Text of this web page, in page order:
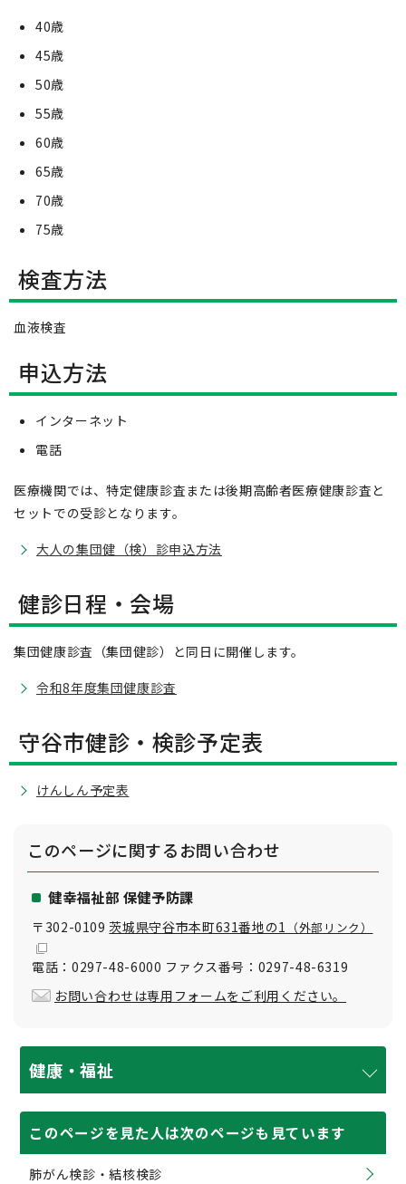
40歳
45歳
50歳
55歳
60歳
65歳
70歳
75歳
検査方法
血液検査
申込方法
インターネット
電話
医療機関では、特定健康診査または後期高齢者医療健康診査と
セットでの受診となります。
大人の集団健（検）診申込方法
健診日程・会場
集団健康診査（集団健診）と同日に開催します。
令和8年度集団健康診査
守谷市健診・検診予定表
けんしん予定表
このページに関するお問い合わせ
健幸福祉部 保健予防課
〒302-0109茨城県守谷市本町631番地の1 （外部リンク）
電話：0297-48-6000 ファクス番号：0297-48-6319
お問い合わせは専用フォームをご利用ください。
健康・福祉
このページを見た人は次のページも見ています
肺がん検診・結核検診